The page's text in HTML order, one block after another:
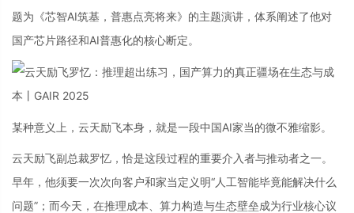
题为《芯智AI筑基，普惠点亮将来》的主题演讲，体系阐述了他对
国产芯片路径和AI普惠化的核心断定。
某种意义上，云天励飞本身，就是一段中国AI家当的微不雅缩影。
云天励飞副总裁罗忆，恰是这段过程的重要介入者与推动者之一。
早年，他须要一次次向客户和家当定义明“人工智能毕竟能解决什么
问题”；而今天，在推理成本、算力构造与生态壁垒成为行业核心议